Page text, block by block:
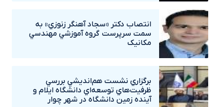
انتصاب دکتر «سجاد آهنگر زنوزي» به
سمت سرپرست گروه آموزشي مهندسي
مکانيک
برگزاري نشست هم‌انديشي بررسي
ظرفيت‌هاي توسعه‌اي دانشگاه ايلام و
آينده زمين دانشگاه در شهر چوار